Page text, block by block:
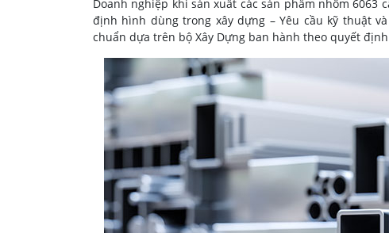
Doanh nghiệp khi sản xuất các sản phẩm nhôm 6063
định hình dùng trong xây dựng – Yêu cầu kỹ thuật
chuẩn dựa trên bộ Xây Dựng ban hành theo quyết